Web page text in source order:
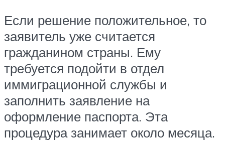
Если решение положительное, то
заявитель уже считается
гражданином страны. Ему
требуется подойти в отдел
иммиграционной службы и
заполнить заявление на
оформление паспорта. Эта
процедура занимает около месяца.